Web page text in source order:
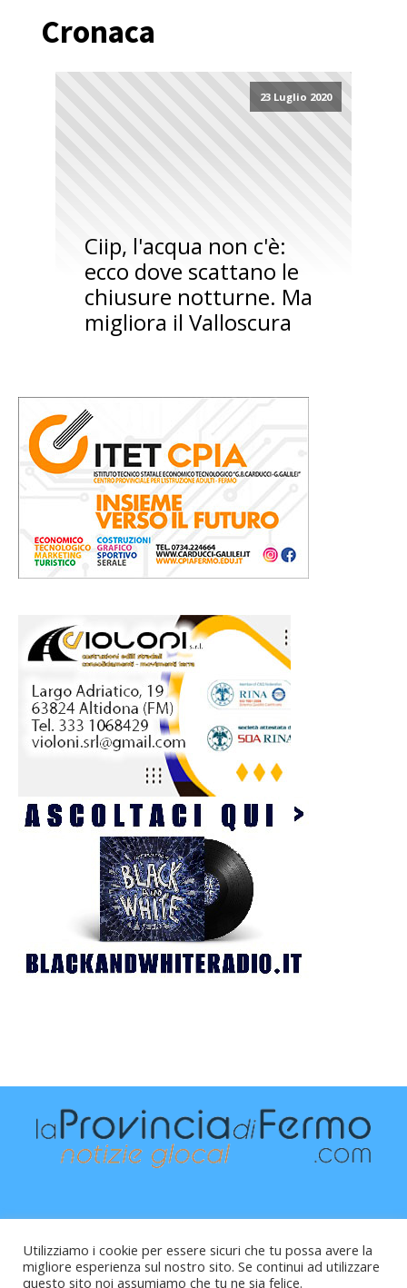
Cronaca
23 Luglio 2020
Ciip, l'acqua non c'è:
ecco dove scattano le
chiusure notturne. Ma
migliora il Valloscura
Utilizziamo i cookie per essere sicuri che tu possa avere la
migliore esperienza sul nostro sito. Se continui ad utilizzare
questo sito noi assumiamo che tu ne sia felice.